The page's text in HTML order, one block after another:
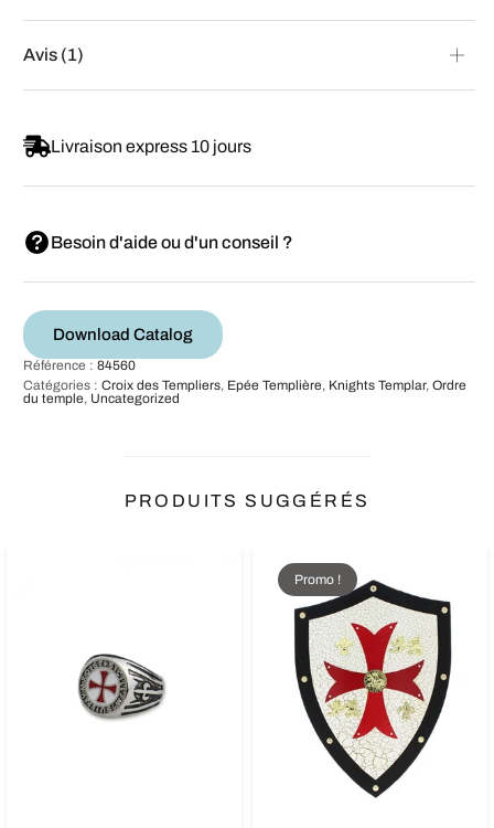
Avis (1)
Livraison express 10 jours
Besoin d'aide ou d'un conseil ?
Download Catalog
Référence : 84560
Catégories : Croix des Templiers, Epée Templière, Knights Templar, Ordre
du temple, Uncategorized
PRODUITS SUGGÉRÉS
Promo !